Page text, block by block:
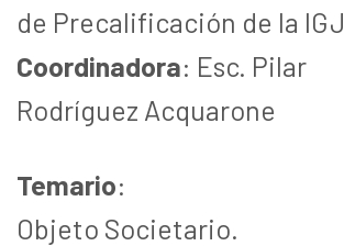
de Precalificación de la IGJ
Coordinadora: Esc. Pilar
Rodríguez Acquarone
Temario:
Objeto Societario.